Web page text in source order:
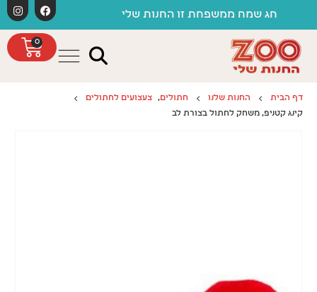
זו החנות שלי משלוחים חינם
0
דף הבית החנות שלנו חתולים,
צעצועים לחתולים
קינג קטניפ, משחק לחתול בצורת לב